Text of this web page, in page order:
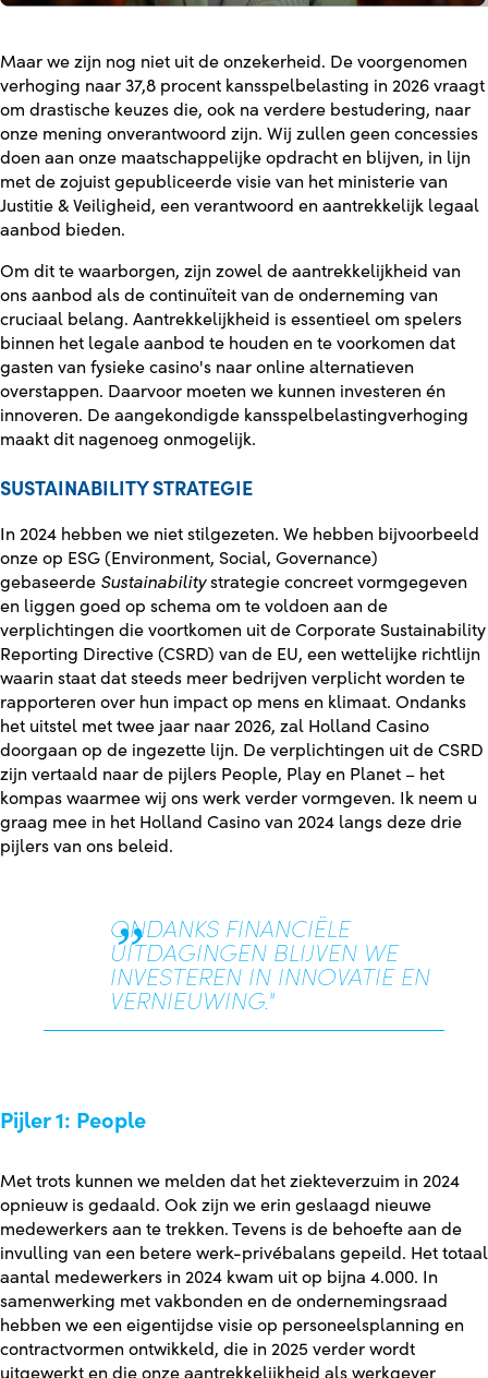
Maar we zijn nog niet uit de onzekerheid. De voorgenomen
verhoging naar 37,8 procent kansspelbelasting in 2026 vraagt
om drastische keuzes die, ook na verdere bestudering, naar
onze mening onverantwoord zijn. Wij zullen geen concessies
doen aan onze maatschappelijke opdracht en blijven, in lijn
met de zojuist gepubliceerde visie van het ministerie van
Justitie & Veiligheid, een verantwoord en aantrekkelijk legaal
aanbod bieden.
Om dit te waarborgen, zijn zowel de aantrekkelijkheid van
ons aanbod als de continuïteit van de onderneming van
cruciaal belang. Aantrekkelijkheid is essentieel om spelers
binnen het legale aanbod te houden en te voorkomen dat
gasten van fysieke casino's naar online alternatieven
overstappen. Daarvoor moeten we kunnen investeren én
innoveren. De aangekondigde kansspelbelastingverhoging
maakt dit nagenoeg onmogelijk.
SUSTAINABILITY STRATEGIE
In 2024 hebben we niet stilgezeten. We hebben bijvoorbeeld
onze op ESG (Environment, Social, Governance)
gebaseerde Sustainabilitystrategie concreet vormgegeven
en liggen goed op schema om te voldoen aan de
verplichtingen die voortkomen uit de Corporate Sustainability
Reporting Directive (CSRD) van de EU, een wettelijke richtlijn
waarin staat dat steeds meer bedrijven verplicht worden te
rapporteren over hun impact op mens en klimaat. Ondanks
het uitstel met twee jaar naar 2026, zal Holland Casino
doorgaan op de ingezette lijn. De verplichtingen uit de CSRD
zijn vertaald naar de pijlers People, Play en Planet – het
kompas waarmee wij ons werk verder vormgeven. Ik neem u
graag mee in het Holland Casino van 2024 langs deze drie
pijlers van ons beleid.
ONDANKS FINANCIËLE
UITDAGINGEN BLIJVEN WE
INVESTEREN IN INNOVATIE EN
VERNIEUWING."
Pijler 1: People
Met trots kunnen we melden dat het ziekteverzuim in 2024
opnieuw is gedaald. Ook zijn we erin geslaagd nieuwe
medewerkers aan te trekken. Tevens is de behoefte aan de
invulling van een betere werk-privébalans gepeild. Het totaal
aantal medewerkers in 2024 kwam uit op bijna 4.000. In
samenwerking met vakbonden en de ondernemingsraad
hebben we een eigentijdse visie op personeelsplanning en
contractvormen ontwikkeld, die in 2025 verder wordt
uitgewerkt en die onze aantrekkelijkheid als werkgever